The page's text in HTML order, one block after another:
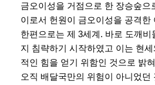
금오이성을 거점으로 한 장승숲으
이로서 헌원이 금오이성을 공격한
한편으로는 제 3세계. 바로 도깨
지 침략하기 시작하였고 이는 현
적인 힘을 얻기 위함인 것으로 밝
오직 배달국만의 위험이 아니었던